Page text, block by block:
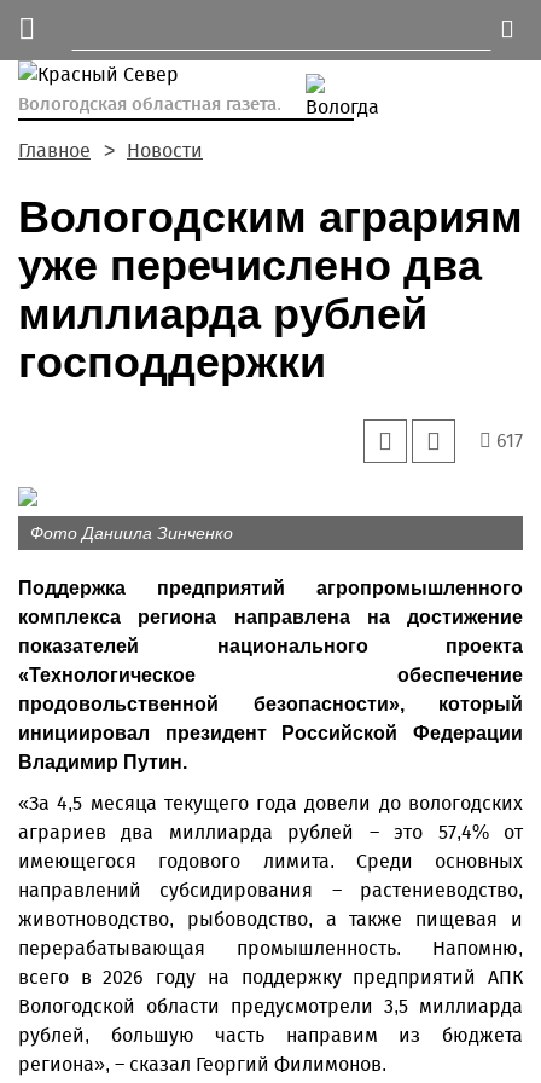
Вологодская областная газета.
Главное Новости
Вологодским аграриям
уже перечислено два
миллиарда рублей
господдержки
617
Фото Даниила Зинченко
Поддержка предприятий агропромышленного
комплекса региона направлена на достижение
показателей национального проекта
«Технологическое обеспечение
продовольственной безопасности», который
инициировал президент Российской Федерации
Владимир Путин.
«За 4,5 месяца текущего года довели до вологодских
аграриев два миллиарда рублей – это 57,4% от
имеющегося годового лимита. Среди основных
направлений субсидирования – растениеводство,
животноводство, рыбоводство, а также пищевая и
перерабатывающая промышленность. Напомню,
всего в 2026 году на поддержку предприятий АПК
Вологодской области предусмотрели 3,5 миллиарда
рублей, большую часть направим из бюджета
региона», – сказал Георгий Филимонов.